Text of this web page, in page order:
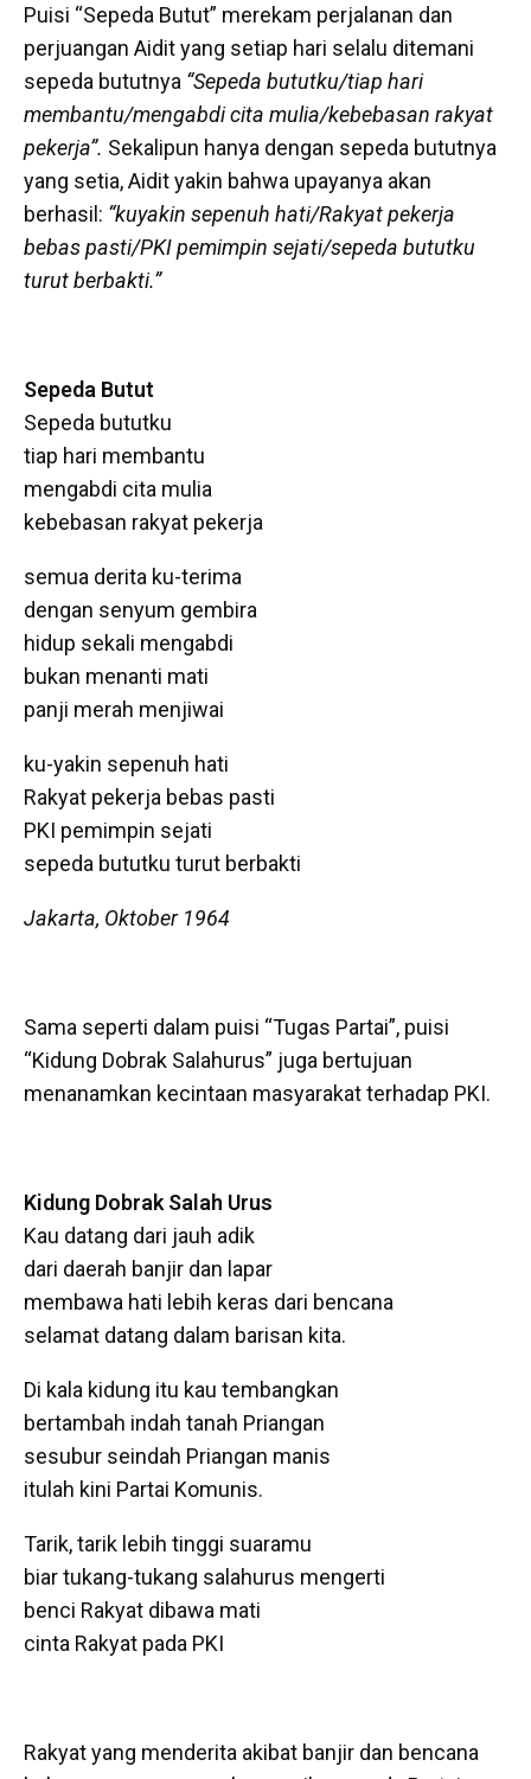
Puisi “Sepeda Butut” merekam perjalanan dan
perjuangan Aidit yang setiap hari selalu ditemani
sepeda bututnya “Sepeda bututku/tiap hari
membantu/mengabdi cita mulia/kebebasan rakyat
pekerja”. Sekalipun hanya dengan sepeda bututnya
yang setia, Aidit yakin bahwa upayanya akan
berhasil: “kuyakin sepenuh hati/Rakyat pekerja
bebas pasti/PKI pemimpin sejati/sepeda bututku
turut berbakti.”
Sepeda Butut
Sepeda bututku
tiap hari membantu
mengabdi cita mulia
kebebasan rakyat pekerja
semua derita ku-terima
dengan senyum gembira
hidup sekali mengabdi
bukan menanti mati
panji merah menjiwai
ku-yakin sepenuh hati
Rakyat pekerja bebas pasti
PKI pemimpin sejati
sepeda bututku turut berbakti
Jakarta, Oktober 1964
Sama seperti dalam puisi “Tugas Partai”, puisi
“Kidung Dobrak Salahurus” juga bertujuan
menanamkan kecintaan masyarakat terhadap PKI.
Kidung Dobrak Salah Urus
Kau datang dari jauh adik
dari daerah banjir dan lapar
membawa hati lebih keras dari bencana
selamat datang dalam barisan kita.
Di kala kidung itu kau tembangkan
bertambah indah tanah Priangan
sesubur seindah Priangan manis
itulah kini Partai Komunis.
Tarik, tarik lebih tinggi suaramu
biar tukang-tukang salahurus mengerti
benci Rakyat dibawa mati
cinta Rakyat pada PKI
Rakyat yang menderita akibat banjir dan bencana